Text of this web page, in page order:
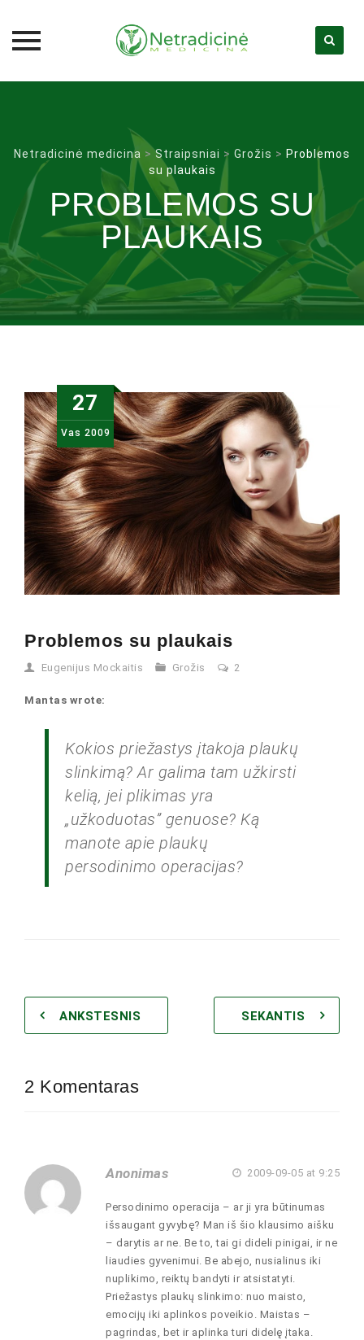
Netradicinė medicina >Straipsniai > Grožis > Problemos
su plaukais
PROBLEMOS SU
PLAUKAIS
27
Vas 2009
Problemos su plaukais
Eugenijus Mockaitis Grožis 2
Mantas wrote:
Kokios priežastys įtakoja plaukų
slinkimą? Ar galima tam užkirsti
kelią, jei plikimas yra
„užkoduotas” genuose? Ką
manote apie plaukų
persodinimo operacijas?
ANKSTESNIS SEKANTIS
2 Komentaras
Anonimas 2009-09-05 at 9:25
Persodinimo operacija – ar ji yra būtinumas
išsaugant gyvybę? Man iš šio klausimo aišku
– darytis ar ne. Be to, tai gi dideli pinigai, ir ne
liaudies gyvenimui. Be abejo, nusialinus iki
nuplikimo, reiktų bandyti ir atsistatyti.
Priežastys plaukų slinkimo: nuo maisto,
emocijų iki aplinkos poveikio. Maistas –
pagrindas, bet ir aplinka turi didelę įtaka.